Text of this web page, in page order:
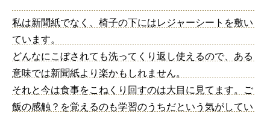
私は新聞紙でなく、椅子の下にはレジャーシートを敷い
ています。
どんなにこぼされても洗ってくり返し使えるので、ある
意味では新聞紙より楽かもしれません。
それと今は食事をこねくり回すのは大目に見てます。ご
飯の感触？を覚えるのも学習のうちだという気がしてい